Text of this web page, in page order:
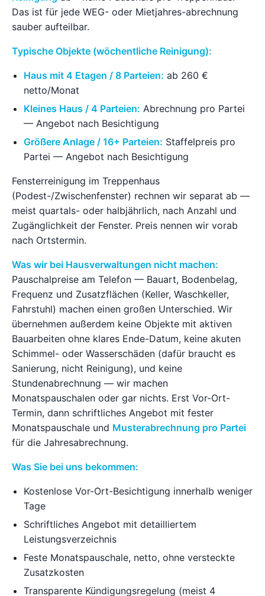
Das ist für jede WEG- oder Mietjahres-abrechnung
sauber aufteilbar.
Typische Objekte (wöchentliche Reinigung):
Haus mit 4 Etagen / 8 Parteien: ab 260 €
netto/Monat
Kleines Haus / 4 Parteien: Abrechnung pro Partei
— Angebot nach Besichtigung
Größere Anlage / 16+ Parteien: Staffelpreis pro
Partei — Angebot nach Besichtigung
Fensterreinigung im Treppenhaus
(Podest-/Zwischenfenster) rechnen wir separat ab —
meist quartals- oder halbjährlich, nach Anzahl und
Zugänglichkeit der Fenster. Preis nennen wir vorab
nach Ortstermin.
Was wir bei Hausverwaltungen nicht machen:
Pauschalpreise am Telefon — Bauart, Bodenbelag,
Frequenz und Zusatzflächen (Keller, Waschkeller,
Fahrstuhl) machen einen großen Unterschied. Wir
übernehmen außerdem keine Objekte mit aktiven
Bauarbeiten ohne klares Ende-Datum, keine akuten
Schimmel- oder Wasserschäden (dafür braucht es
Sanierung, nicht Reinigung), und keine
Stundenabrechnung — wir machen
Monatspauschalen oder gar nichts. Erst Vor-Ort-
Termin, dann schriftliches Angebot mit fester
Monatspauschale und Musterabrechnung pro Partei
für die Jahresabrechnung.
Was Sie bei uns bekommen:
Kostenlose Vor-Ort-Besichtigung innerhalb weniger
Tage
Schriftliches Angebot mit detailliertem
Leistungsverzeichnis
Feste Monatspauschale, netto, ohne versteckte
Zusatzkosten
Transparente Kündigungsregelung (meist 4